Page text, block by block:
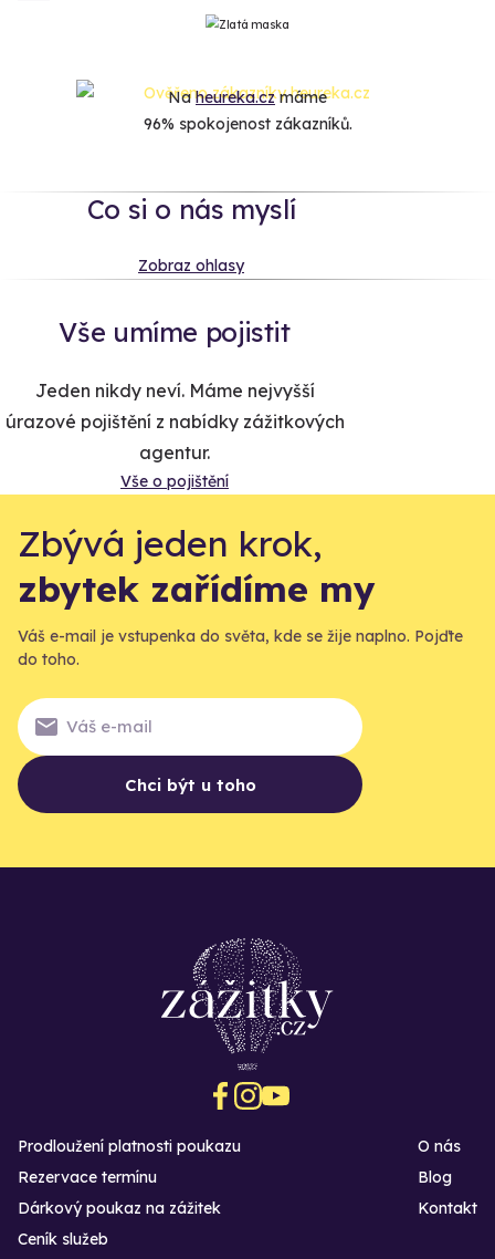
Naheureka.czmáme
96% spokojenost zákazníků.
Co si o nás myslí
Zobraz ohlasy
Vše umíme pojistit
Jeden nikdy neví. Máme nejvyšší
úrazové pojištění z nabídky zážitkových
agentur.
Vše o pojištění
Zbývá jeden krok,
zbytek zařídíme my
Váš e-mail je vstupenka do světa, kde se žije naplno. Pojďte
do toho.
Chci být u toho
Prodloužení platnosti poukazu
Rezervace termínu
Dárkový poukaz na zážitek
O nás
Blog
Kontakt
Ceník služeb